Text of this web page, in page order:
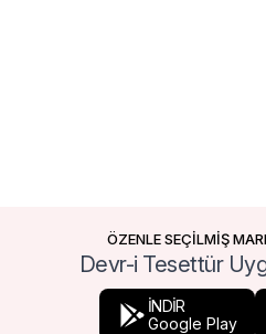
ÖZENLE SEÇİLMİŞ
Devr-i Tesettür
İNDİR
Google Play